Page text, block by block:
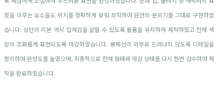
정을 이루는 요소들도 위치를 정확하게 맞춰 부착하여 원안의 분위기를 그대로 구현하였
습니다. 상단의 리본 역시 입체감을 살릴 수 있도록 볼륨을 유지하며 제작하였고 전체 색
감이 조화롭게 표현되도록 마감하였습니다. 봉제선이 외부로 드러나지 않도록 디테일을
정리하여 완성도를 높였으며, 최종적으로 전체 형태와 마감 상태를 다시 한번 검수하여 제
작을 완료하였습니다.